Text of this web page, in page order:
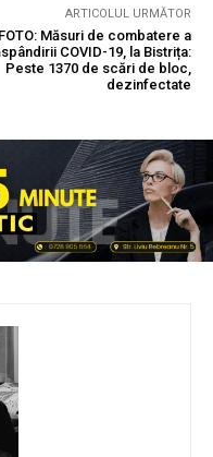
ARTICOLUL URMĂTOR
FOTO: Măsuri de combatere a
COVID-19, la Bistrița:
Peste 1370 de scări de bloc,
dezinfectate